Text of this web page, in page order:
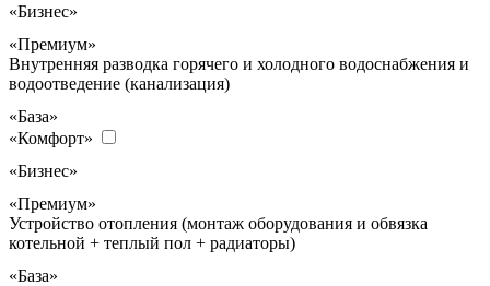
«Бизнес»
«Премиум»
Внутренняя разводка горячего и холодного водоснабжения и
водоотведение (канализация)
«База»
«Комфорт»
«Бизнес»
«Премиум»
Устройство отопления (монтаж оборудования и обвязка
котельной + теплый пол + радиаторы)
«База»